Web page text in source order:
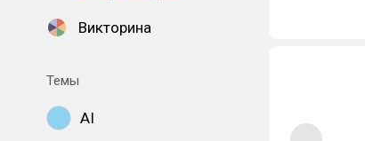
Викторина
Темы
AI